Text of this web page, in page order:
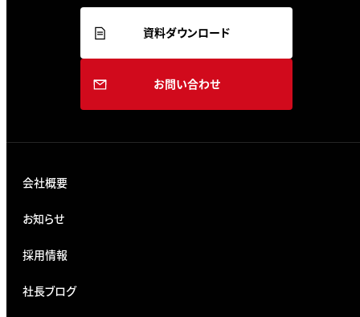
資料ダウンロード
お問い合わせ
会社概要
お知らせ
採用情報
社長ブログ